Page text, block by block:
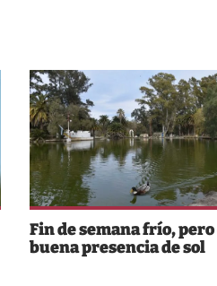
Fin de semana frío, pero
buena presencia de sol